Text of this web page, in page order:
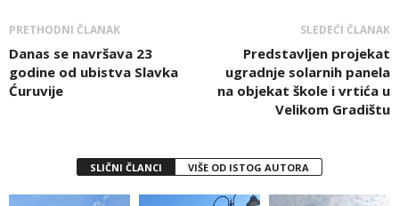
PRETHODNI ČLANAK
Danas se navršava 23
godine od ubistva Slavka
Ćuruvije
SLEDEĆI ČLANAK
Predstavljen projekat
ugradnje solarnih panela
na objekat škole i vrtića u
Velikom Gradištu
SLIČNI ČLANCI VIŠE OD ISTOG AUTORA